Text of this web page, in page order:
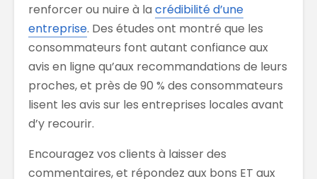
renforcer ou nuire à la crédibilité d’une
entreprise. Des études ont montré que les
consommateurs font autant confiance aux
avis en ligne qu’aux recommandations de leurs
proches, et près de 90 % des consommateurs
lisent les avis sur les entreprises locales avant
d’y recourir.
Encouragez vos clients à laisser des
commentaires,et répondez aux bons ET aux